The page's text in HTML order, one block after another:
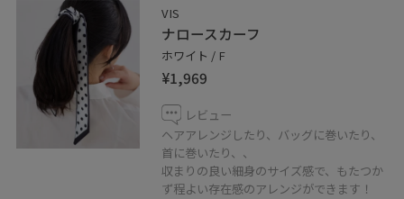
VIS
ナロースカーフ
ホワイト / F
¥1,969
レビュー
ヘアアレンジしたり、バッグに巻いたり、
首に巻いたり、、
収まりの良い細身のサイズ感で、もたつか
ず程よい存在感のアレンジができます！